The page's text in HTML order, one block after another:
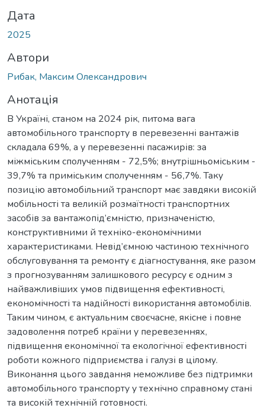
Дата
2025
Автори
Рибак, Максим Олександрович
Анотація
В Україні, станом на 2024 рік, питома вага
автомобільного транспорту в перевезенні вантажів
складала 69%, а у перевезенні пасажирів: за
міжміським сполученням - 72,5%; внутрішньоміським -
39,7% та приміським сполученням - 56,7%. Таку
позицію автомобільний транспорт має завдяки високій
мобільності та великій розмаїтності транспортних
засобів за вантажопід’ємністю, призначеністю,
конструктивними й техніко-економічними
характеристиками. Невід’ємною частиною технічного
обслуговування та ремонту є діагностування, яке разом
з прогнозуванням залишкового ресурсу є одним з
найважливіших умов підвищення ефективності,
економічності та надійності використання автомобілів.
Таким чином, є актуальним своєчасне, якісне і повне
задоволення потреб країни у перевезеннях,
підвищення економічної та екологічної ефективності
роботи кожного підприємства і галузі в цілому.
Виконання цього завдання неможливе без підтримки
автомобільного транспорту у технічно справному стані
та високій технічній готовності.